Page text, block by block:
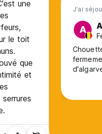
une
le toit
que
et
J'ai
A